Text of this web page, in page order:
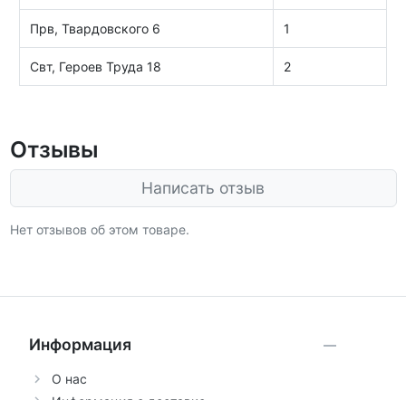
Прв, Твардовского 6 1
Свт, Героев Труда 18 2
Отзывы
Написать отзыв
Нет отзывов об этом товаре.
Информация
О нас